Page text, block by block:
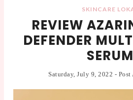
SKINCARE
REVIEW
DEFENDER
SERUM
Saturday, July 9, 2022 - Post